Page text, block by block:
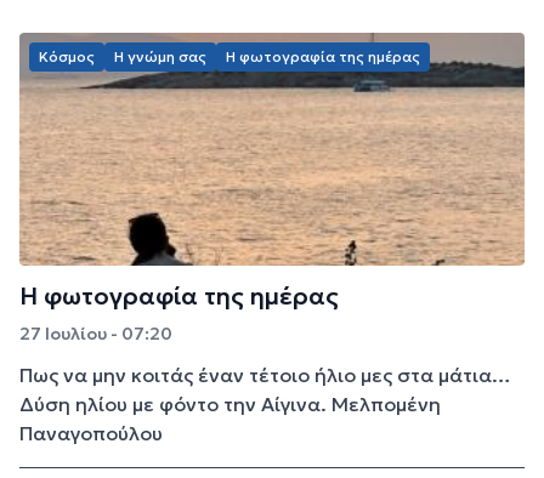
Κόσμος Η γνώμη σας Η φωτογραφία της ημέρας
Η φωτογραφία της ημέρας
27 Ιουλίου - 07:20
Πως να μην κοιτάς έναν τέτοιο ήλιο μες στα μάτια…
Δύση ηλίου με φόντο την Αίγινα. Μελπομένη
Παναγοπούλου